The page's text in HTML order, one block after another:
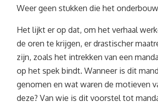
Weer geen stukken die het
Het lijkt er op dat, om het verhaal
de oren te krijgen, er drastischer
zijn, zoals het intrekken van een
op het spek bindt. Wanneer is dit
genomen en wat waren de motieven
deze? Van wie is dit voorstel tot